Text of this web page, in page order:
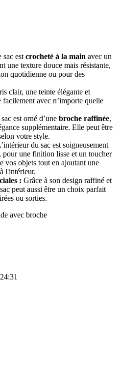
sac est crocheté à la main avec un
une texture douce mais résistante,
quotidienne ou pour des
clair, une teinte élégante et
facilement avec n’importe quelle
est orné d’une broche raffinée,
supplémentaire. Elle peut être
votre style.
du sac est soigneusement
pour une finition lisse et un toucher
vos objets tout en ajoutant une
l'intérieur.
: Grâce à son design raffiné et
peut aussi être un choix parfait
ou sorties.
avec broche